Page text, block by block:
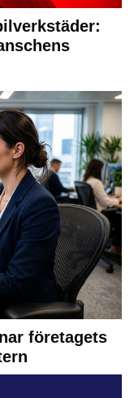
företagets